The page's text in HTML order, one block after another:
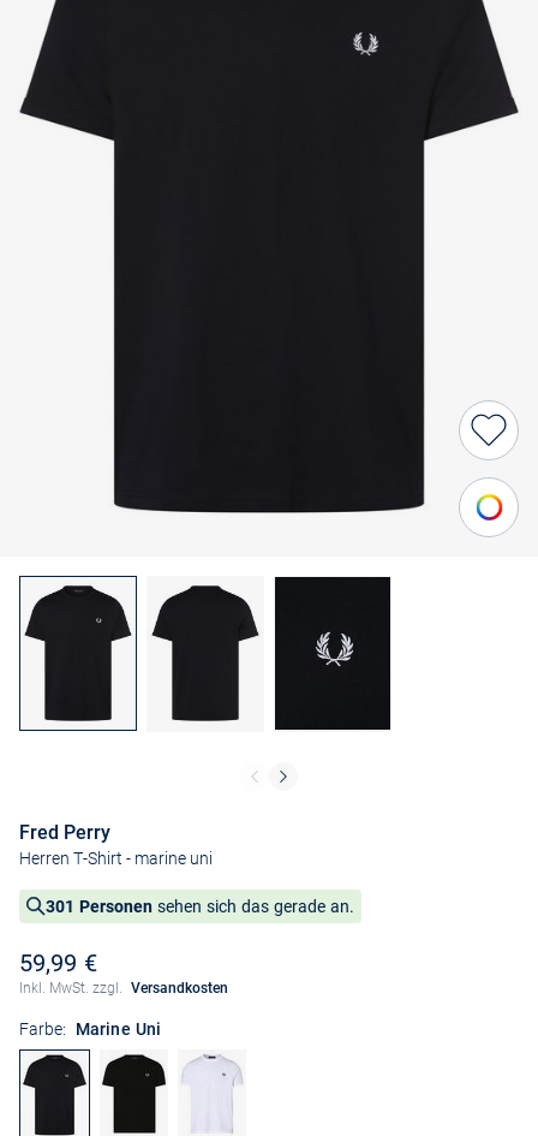
Fred Perry
Herren T-Shirt - marine uni
301 Personen sehen sich das gerade an.
59,99 €
Inkl. MwSt. zzgl. Versandkosten
Farbe: Marine Uni